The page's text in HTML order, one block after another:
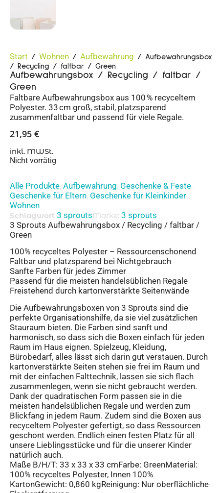
Start / Wohnen / Aufbewahrung / Aufbewahrungsbox
/ Recycling / faltbar / Green
Aufbewahrungsbox / Recycling / faltbar /
Green
Faltbare Aufbewahrungsbox aus 100 % recyceltem
Polyester. 33 cm groß, stabil, platzsparend
zusammenfaltbar und passend für viele Regale.
21,95 €
inkl. MWSt.
Nicht vorrätig
Alle Produkte, Aufbewahrung, Geschenke & Feste,
Geschenke für Eltern, Geschenke für Kleinkinder,
Wohnen
Schlagwort 3 sproutsMarke: 3 sprouts
3 Sprouts Aufbewahrungsbox / Recycling / faltbar /
Green
100% recyceltes Polyester – Ressourcenschonend
Faltbar und platzsparend bei Nichtgebrauch
Sanfte Farben für jedes Zimmer
Passend für die meisten handelsüblichen Regale
Freistehend durch kartonverstärkte Seitenwände
Die Aufbewahrungsboxen von 3 Sprouts sind die
perfekte Organisationshilfe, da sie viel zusätzlichen
Stauraum bieten. Die Farben sind sanft und
harmonisch, so dass sich die Boxen einfach für jeden
Raum im Haus eignen. Spielzeug, Kleidung,
Bürobedarf, alles lässt sich darin gut verstauen. Durch
kartonverstärkte Seiten stehen sie frei im Raum und
mit der einfachen Falttechnik, lassen sie sich flach
zusammenlegen, wenn sie nicht gebraucht werden.
Dank der quadratischen Form passen sie in die
meisten handelsüblichen Regale und werden zum
Blickfang in jedem Raum. Zudem sind die Boxen aus
recyceltem Polyester gefertigt, so dass Ressourcen
geschont werden. Endlich einen festen Platz für all
unsere Lieblingsstücke und für die unserer Kinder
natürlich auch.
Maße B/H/T: 33 x 33 x 33 cmFarbe: GreenMaterial:
100% recyceltes Polyester, Innen 100%
KartonGewicht: 0,860 kgReinigung: Nur oberflächliche